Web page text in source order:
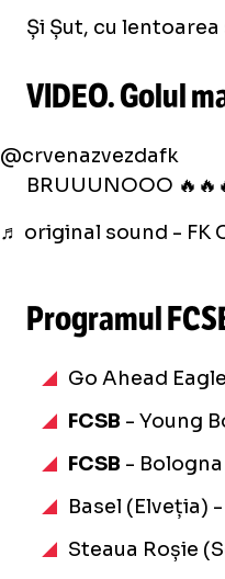
Și Șut, cu
VIDEO. Golul
@crvenazvezdafk
BRUUUNOOO
♬ original sound - FK
Programul
Go Ahead
FCSB - Young
FCSB -
Basel (Elveția) -
Steaua Roșie